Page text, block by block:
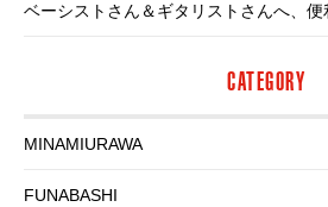
ベーシストさん＆ギタリストさんへ、便
CATEGORY
MINAMIURAWA
FUNABASHI